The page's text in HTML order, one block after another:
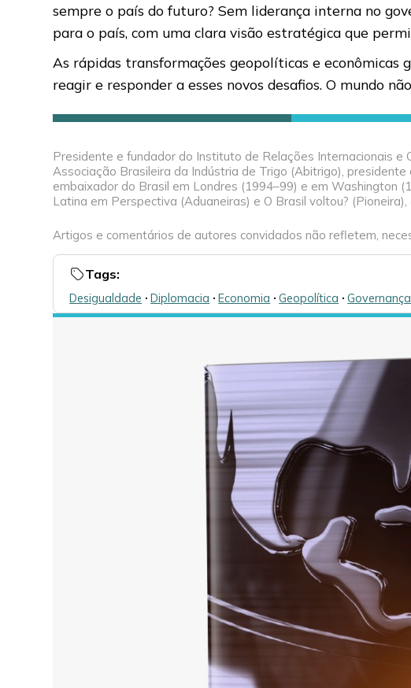
sempre o país do futuro? Sem liderança interna no
para o país, com uma clara visão estratégica que
As rápidas transformações geopolíticas e
reagir e responder a esses novos desafios. O mundo
Presidente e fundador do Instituto de Relações Internacionais e
Associação Brasileira da Indústria de Trigo (Abitrigo),
embaixador do Brasil em Londres (1994–99) e em Washington
Latina em Perspectiva (Aduaneiras) e O Brasil voltou?
Artigos e comentários de autores convidados não refletem,
Tags:
Desigualdade 🞌Diplomacia 🞌Economia 🞌Geopolítica 🞌